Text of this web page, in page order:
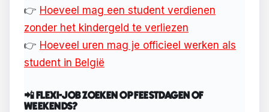
👉 Hoeveel mag een student verdienen
zonder het kindergeld te verliezen
👉 Hoeveel uren mag je officieel werken als
student in België
📲 FLEXI-JOB ZOEKEN OP FEESTDAGEN OF
WEEKENDS?